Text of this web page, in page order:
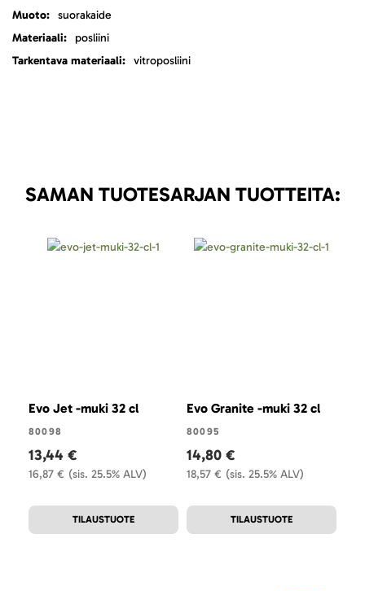
suorakaide
posliini
vitroposliini
SAMAN TUOTESARJAN TUOTTEITA:
Evo Jet -muki 32 cl
80098
(sis. 25.5% ALV)
16,87 €
13,44 €
TILAUSTUOTE
Evo Granite -muki 32 cl
80095
(sis. 25.5% ALV)
18,57 €
14,80 €
TILAUSTUOTE